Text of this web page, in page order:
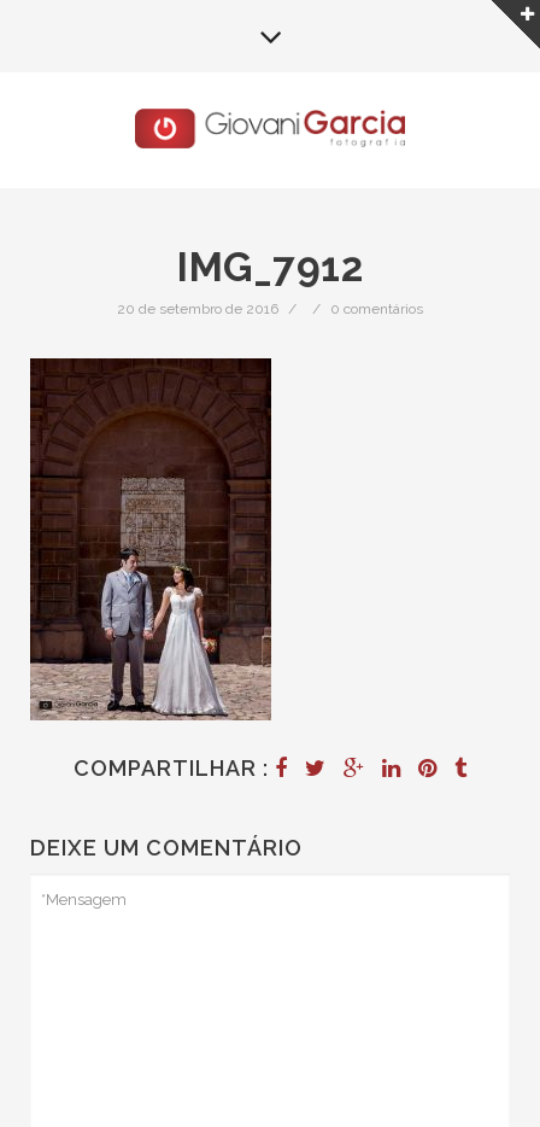
IMG_7912
20 de setembro de 2016 / / 0 comentários
COMPARTILHAR :
DEIXE UM COMENTÁRIO